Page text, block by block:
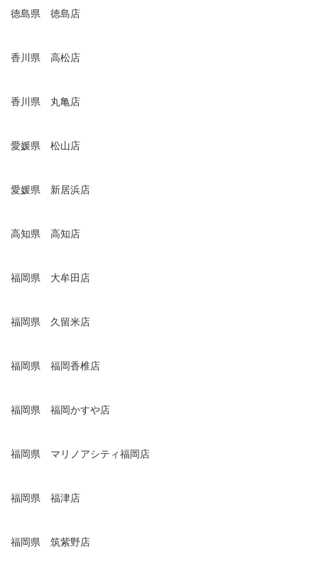
徳島県 徳島店
香川県 高松店
香川県 丸亀店
愛媛県 松山店
愛媛県 新居浜店
高知県 高知店
福岡県 大牟田店
福岡県 久留米店
福岡県 福岡香椎店
福岡県 福岡かすや店
福岡県 マリノアシティ福岡店
福岡県 福津店
福岡県 筑紫野店